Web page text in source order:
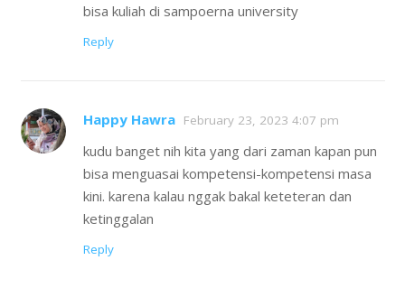
bisa kuliah di sampoerna university
Reply
Happy Hawra February 23, 2023 4:07 pm
kudu banget nih kita yang dari zaman kapan pun
bisa menguasai kompetensi-kompetensi masa
kini. karena kalau nggak bakal keteteran dan
ketinggalan
Reply